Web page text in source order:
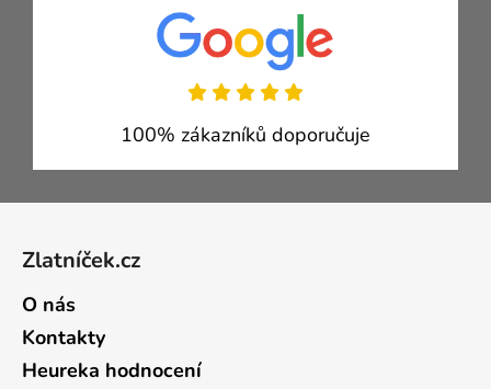
100% zákazníků doporučuje
Zlatníček.cz
O nás
Kontakty
Heureka hodnocení